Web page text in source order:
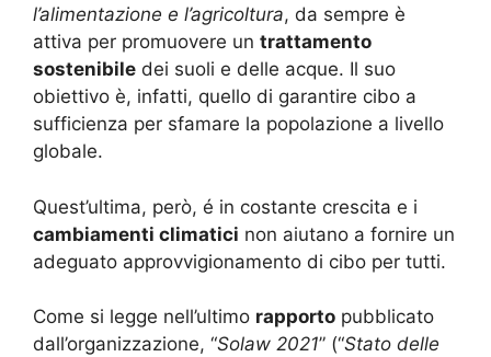
l’alimentazione e l’agricoltura, da sempre è
attiva per promuovere un trattamento
sostenibile dei suoli e delle acque. Il suo
obiettivo è, infatti, quello di garantire cibo a
sufficienza per sfamare la popolazione a livello
globale.
Quest’ultima, però, é in costante crescita e i
cambiamenti climatici non aiutano a fornire un
adeguato approvvigionamento di cibo per tutti.
Come si legge nell’ultimo rapporto pubblicato
dall’organizzazione, “Solaw 2021” (“Stato delle